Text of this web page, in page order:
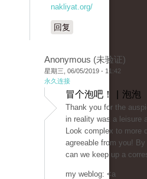
nakliyat.org/
回复
Anonymous (未验证)
星期三, 06/05/2019 - 11:42
永久连接
冒个泡吧！ | 泡泡
Thank you for the
in reality was a leisure
Look complex to more
agreeable from you!
can we keep up a
my weblog: <a